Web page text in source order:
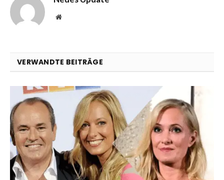
Website
VERWANDTE BEITRÄGE